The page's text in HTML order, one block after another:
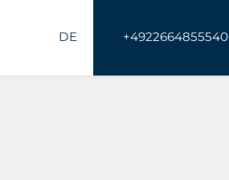
DE +4922664855540